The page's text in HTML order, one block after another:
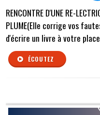
RENCONTRE D'UNE RE-
PLUME(Elle corrige vos
d'écrire un livre à votre
ÉCOUTEZ